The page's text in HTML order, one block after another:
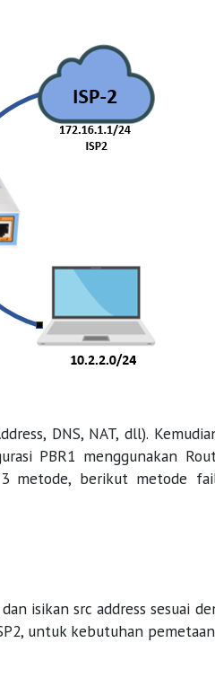
DNS, NAT, dll).
PBR1 menggunakan
metode, berikut metode
isikan src address sesuai
untuk kebutuhan